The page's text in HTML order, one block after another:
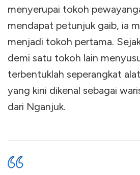
menyerupai tokoh
mendapat petunjuk gaib, ia
menjadi tokoh pertama.
demi satu tokoh lain
terbentuklah seperangkat
yang kini dikenal sebagai
dari Nganjuk.